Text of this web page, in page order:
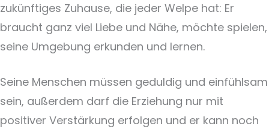
zukünftiges Zuhause, die jeder Welpe hat: Er
braucht ganz viel Liebe und Nähe, möchte spielen,
seine Umgebung erkunden und lernen.
Seine Menschen müssen geduldig und einfühlsam
sein, außerdem darf die Erziehung nur mit
positiver Verstärkung erfolgen und er kann noch